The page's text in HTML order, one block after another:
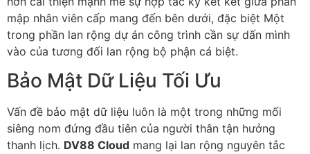
mập nhân viên cấp mang đến bên dưới, đặc biệt Một
trong phần lan rộng dự án công trình cần sự dấn mình
vào của tương đối lan rộng bộ phận cá biệt.
Bảo Mật Dữ Liệu Tối Ưu
Vấn đề bảo mật dữ liệu luôn là một trong những mối
siêng nom đứng đầu tiên của người thân tận hưởng
thanh lịch. DV88 Cloud mang lại lan rộng nguyên tắc